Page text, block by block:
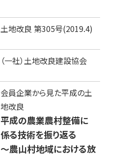
土地改良 第305号(2019.4)
（一社）土地改良建設協会
会員企業から見た平成の土
地改良
平成の農業農村整備に
係る技術を振り返る
～農山村地域における放